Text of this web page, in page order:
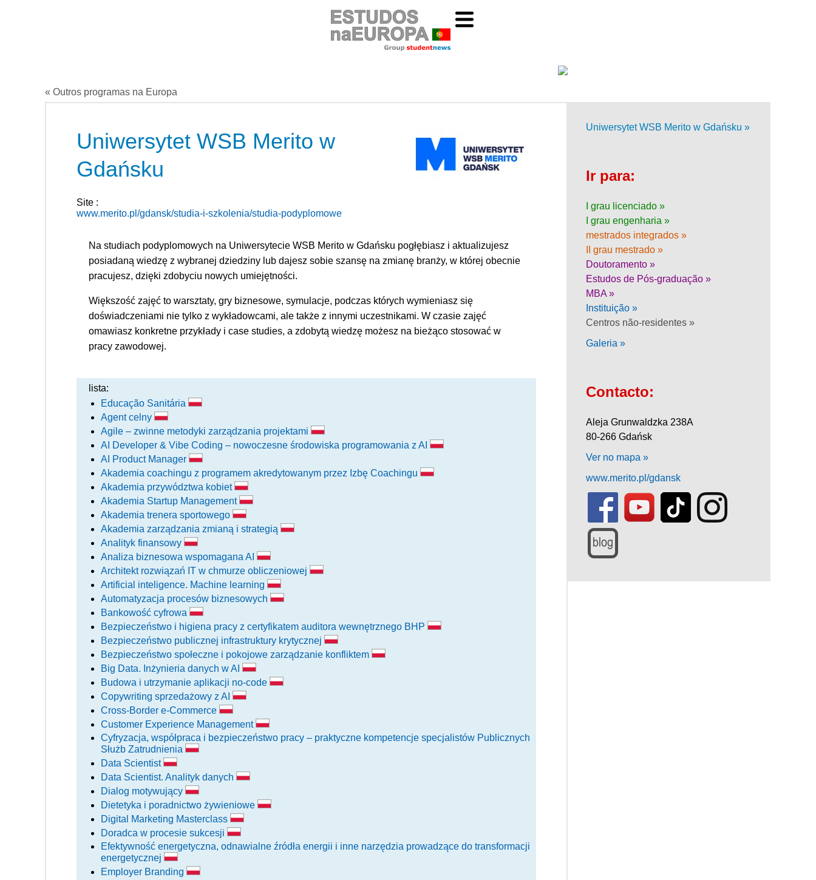
« Outros programas na Europa
Uniwersytet WSB Merito w
Gdańsku
Site :
www.merito.pl/gdansk/studia-i-szkolenia/studia-podyplomowe
Na studiach podyplomowych na Uniwersytecie WSB Merito w Gdańsku pogłębiasz i aktualizujesz
posiadaną wiedzę z wybranej dziedziny lub dajesz sobie szansę na zmianę branży, w której obecnie
pracujesz, dzięki zdobyciu nowych umiejętności.
Większość zajęć to warsztaty, gry biznesowe, symulacje, podczas których wymieniasz się
doświadczeniami nie tylko z wykładowcami, ale także z innymi uczestnikami. W czasie zajęć
omawiasz konkretne przykłady i case studies, a zdobytą wiedzę możesz na bieżąco stosować w
pracy zawodowej.
lista:
Educação Sanitária
Agent celny
Agile – zwinne metodyki zarządzania projektami
AI Developer & Vibe Coding – nowoczesne środowiska programowania z AI
AI Product Manager
Akademia coachingu z programem akredytowanym przez Izbę Coachingu
Akademia przywództwa kobiet
Akademia Startup Management
Akademia trenera sportowego
Akademia zarządzania zmianą i strategią
Analityk finansowy
Analiza biznesowa wspomagana AI
Architekt rozwiązań IT w chmurze obliczeniowej
Artificial inteligence. Machine learning
Automatyzacja procesów biznesowych
Bankowość cyfrowa
Bezpieczeństwo i higiena pracy z certyfikatem auditora wewnętrznego BHP
Bezpieczeństwo publicznej infrastruktury krytycznej
Bezpieczeństwo społeczne i pokojowe zarządzanie konfliktem
Big Data. Inżynieria danych w AI
Budowa i utrzymanie aplikacji no-code
Copywriting sprzedażowy z AI
Cross-Border e-Commerce
Customer Experience Management
Cyfryzacja, współpraca i bezpieczeństwo pracy – praktyczne kompetencje specjalistów Publicznych
Służb Zatrudnienia
Data Scientist
Data Scientist. Analityk danych
Dialog motywujący
Dietetyka i poradnictwo żywieniowe
Digital Marketing Masterclass
Doradca w procesie sukcesji
Efektywność energetyczna, odnawialne źródła energii i inne narzędzia prowadzące do transformacji
energetycznej
Employer Branding
Uniwersytet WSB Merito w Gdańsku »
Ir para:
I grau licenciado »
I grau engenharia »
mestrados integrados »
II grau mestrado »
Doutoramento »
Estudos de Pós-graduação »
MBA »
Instituição »
Centros não-residentes »
Galeria »
Contacto:
Aleja Grunwaldzka 238A
80-266 Gdańsk
Ver no mapa »
www.merito.pl/gdansk